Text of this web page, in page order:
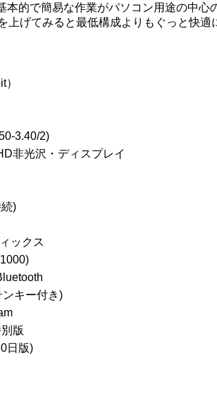
的で簡易な作業がパソコン用途の中
げてみると最低構成よりもぐっと快
3.40/2)
非光沢・ディスプレイ
)
ックス
ンキー付き)
版
日版)